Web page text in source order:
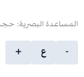
البصرية: حجم الخط